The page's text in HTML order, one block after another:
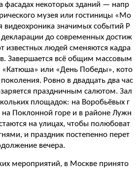
фасадах некоторых зданий — напр
музея или гостиницы «Мо
видеохроника значимых событий Р
до современных достиж
известных людей сменяются кадра
Завершается всё общим массовым
«Катюша» или «День Победы», кото
Ровно в двадцать два час
праздничным салютом. Зал
площадок: на Воробьёвых г
Поклонной горе и в районе Лужн
на улицах, чтобы полюбоват
и праздник постепенно перет
вечера.
мероприятий, в Москве принято